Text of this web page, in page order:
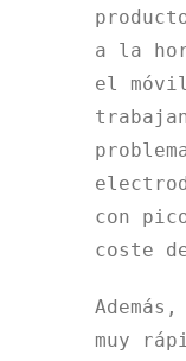
a la
el
con
coste
muy